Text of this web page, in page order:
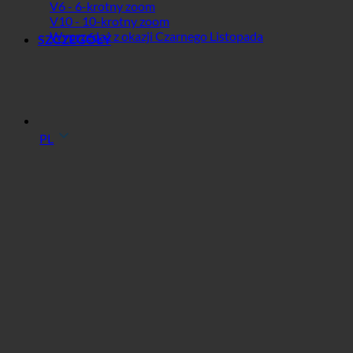
PL
V6 - 6-krotny zoom
V10 - 10-krotny zoom
Wyprzedaż z okazji Czarnego Listopada
SZCZEGÓŁY